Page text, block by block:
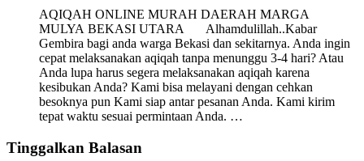
AQIQAH ONLINE MURAH DAERAH MARGA
MULYA BEKASI UTARA Alhamdulillah..Kabar
Gembira bagi anda warga Bekasi dan sekitarnya. Anda ingin
cepat melaksanakan aqiqah tanpa menunggu 3-4 hari? Atau
Anda lupa harus segera melaksanakan aqiqah karena
kesibukan Anda? Kami bisa melayani dengan cehkan
besoknya pun Kami siap antar pesanan Anda. Kami kirim
tepat waktu sesuai permintaan Anda. …
Tinggalkan Balasan